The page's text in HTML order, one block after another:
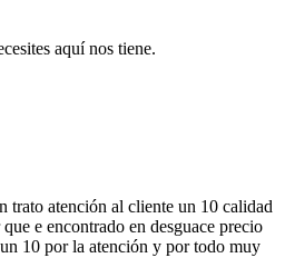
aquí nos tiene.
trato atención al cliente un 10 calidad
e encontrado en desguace precio
10 por la atención y por todo muy